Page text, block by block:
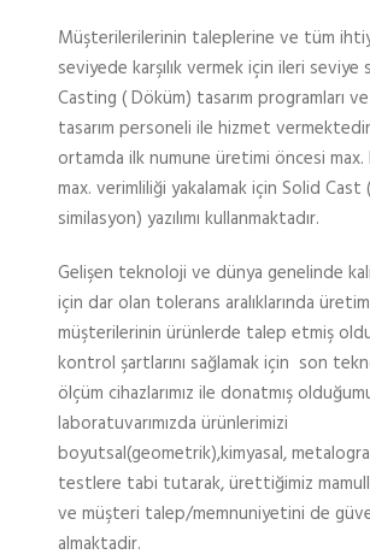
Müşterilerilerinin taleplerine ve tüm
seviyede karşılık vermek için ileri
Casting ( Döküm) tasarım programları
tasarım personeli ile hizmet
ortamda ilk numune üretimi öncesi
max. verimliliği yakalamak için Solid Cast
similasyon) yazılımı kullanmaktadır.
Gelişen teknoloji ve dünya genelinde
için dar olan tolerans aralıklarında
müşterilerinin ürünlerde talep etmiş
kontrol şartlarını sağlamak için son
ölçüm cihazlarımız ile donatmış
laboratuvarımızda ürünlerimizi
boyutsal(geometrik),kimyasal,
testlere tabi tutarak, ürettiğimiz
ve müşteri talep/memnuniyetini de
almaktadir.